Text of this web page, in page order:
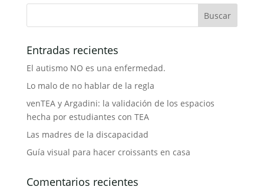
Entradas recientes
El autismo NO es una enfermedad.
Lo malo de no hablar de la regla
venTEA y Argadini: la validación de los espacios
hecha por estudiantes con TEA
Las madres de la discapacidad
Guía visual para hacer croissants en casa
Comentarios recientes